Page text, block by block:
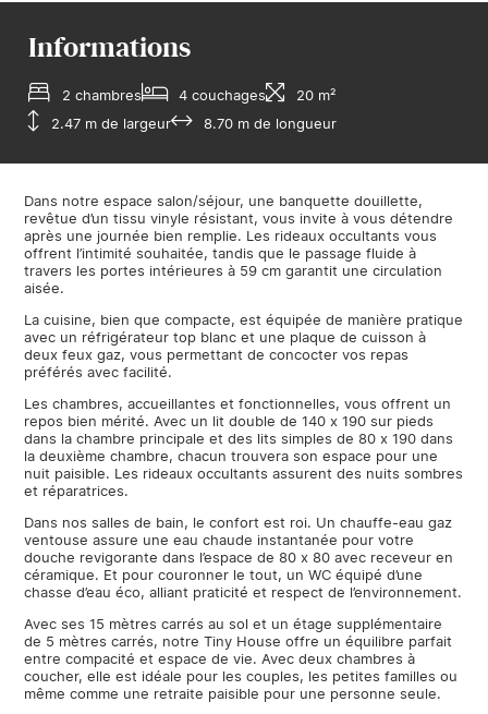
Informations
2 chambres 4 couchages
20 m²
2.47 m de largeur
8.70 m de longueur
Dans notre espace salon/séjour, une banquette douillette,
revêtue d’un tissu vinyle résistant, vous invite à vous détendre
après une journée bien remplie. Les rideaux occultants vous
offrent l’intimité souhaitée, tandis que le passage fluide à
travers les portes intérieures à 59 cm garantit une circulation
aisée.
La cuisine, bien que compacte, est équipée de manière pratique
avec un réfrigérateur top blanc et une plaque de cuisson à
deux feux gaz, vous permettant de concocter vos repas
préférés avec facilité.
Les chambres, accueillantes et fonctionnelles, vous offrent un
repos bien mérité. Avec un lit double de 140 x 190 sur pieds
dans la chambre principale et des lits simples de 80 x 190 dans
la deuxième chambre, chacun trouvera son espace pour une
nuit paisible. Les rideaux occultants assurent des nuits sombres
et réparatrices.
Dans nos salles de bain, le confort est roi. Un chauffe-eau gaz
ventouse assure une eau chaude instantanée pour votre
douche revigorante dans l’espace de 80 x 80 avec receveur en
céramique. Et pour couronner le tout, un WC équipé d’une
chasse d’eau éco, alliant praticité et respect de l’environnement.
Avec ses 15 mètres carrés au sol et un étage supplémentaire
de 5 mètres carrés, notre Tiny House offre un équilibre parfait
entre compacité et espace de vie. Avec deux chambres à
coucher, elle est idéale pour les couples, les petites familles ou
même comme une retraite paisible pour une personne seule.